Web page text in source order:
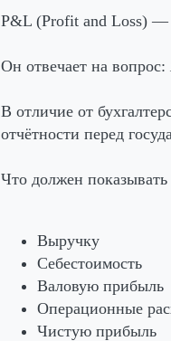
P&L (Profit and Loss) —
Он отвечает на вопрос:
В отличие от
отчётности перед
Что должен
Выручку
Себестоимость
Валовую прибыль
Операционные
Чистую прибыль